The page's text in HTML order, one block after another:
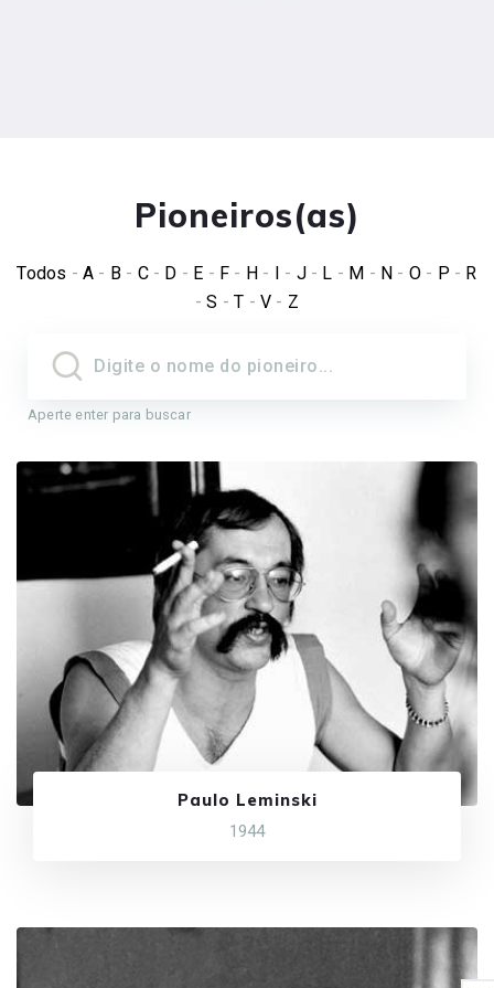
Pioneiros(as)
Todos -A - B - C- D - E - F - H - I - J- L - M - N - O- P - R
-S -T - V - Z
Aperte enter para buscar
Paulo Leminski
1944